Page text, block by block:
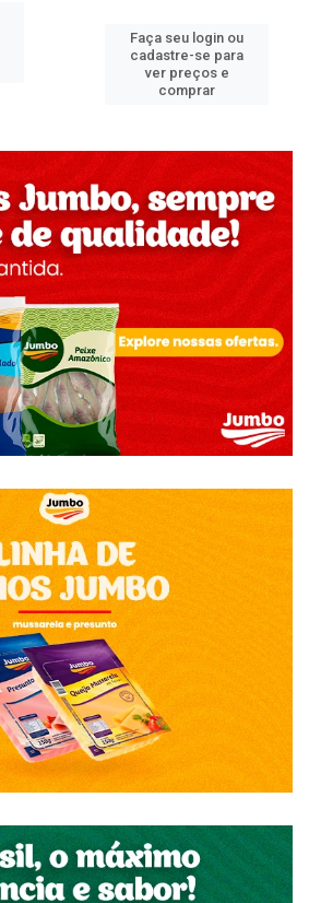
Faça seu login ou
cadastre-se para
ver preços e
comprar